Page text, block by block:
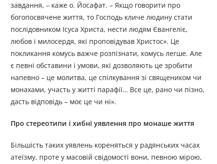
завдання, – каже о. Йосафат. – Якщо говорити про
богопосвячене життя, то Господь кличе людину стати
послідовником Ісуса Христа, нести людям Євангеліє,
любов і милосердя, які проповідував Христос». Це
покликання комусь важче розпізнати, комусь легше. Але
є певні обставини і умови, які дозволяють це зробити
напевно – це молитва, це спілкування зі священиком чи
монахами, участь у житті парафії… Все це, рано чи пізно,
дасть відповідь – моє це чи ні».
Про стереотипи і хибні уявлення про монаше життя
Більшість таких уявлень кореняться у радянських часах
атеїзму, проте у масовій свідомості вони, певною мірою,